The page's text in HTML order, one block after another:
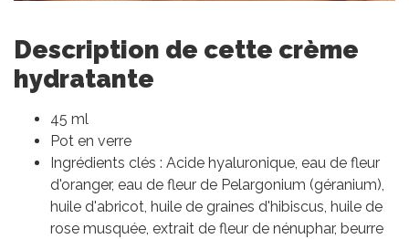
Description de cette crème
hydratante
45 ml
Pot en verre
Ingrédients clés : Acide hyaluronique, eau de fleur
d'oranger, eau de fleur de Pelargonium (géranium),
huile d'abricot, huile de graines d'hibiscus, huile de
rose musquée, extrait de fleur de nénuphar, beurre